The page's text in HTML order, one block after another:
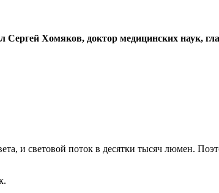
Сергей Хомяков, доктор медицинских наук,
и световой поток в десятки тысяч люмен.